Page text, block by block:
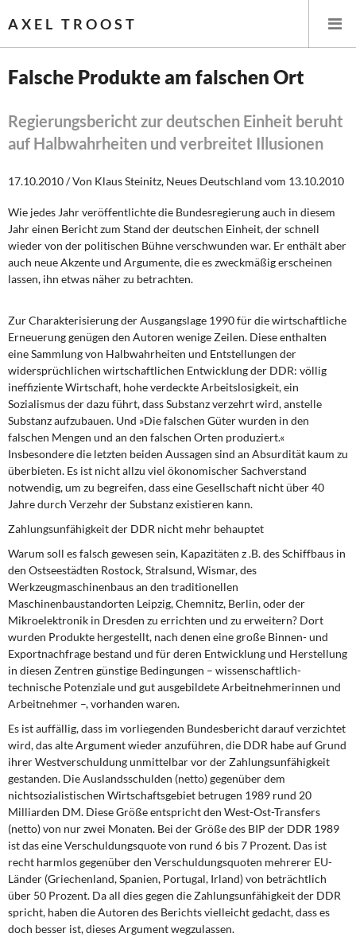
AXEL TROOST
Themen
Leitlinien linker Wirtschafts- und Finanzpolitik
Wirtschaftspolitik
Steuer- und Finanzpolitik
Eurokrise und Griechenland
DIE LINKE
Weitere Themen
Memo-Gruppe
Institut Solidarische Moderne
Über mich
Kontakt
Falsche Produkte am falschen Ort
Regierungsbericht zur deutschen Einheit beruht
auf Halbwahrheiten und verbreitet Illusionen
17.10.2010 / Von Klaus Steinitz, Neues Deutschland vom 13.10.2010
Wie jedes Jahr veröffentlichte die Bundesregierung auch in diesem
Jahr einen Bericht zum Stand der deutschen Einheit, der schnell
wieder von der politischen Bühne verschwunden war. Er enthält aber
auch neue Akzente und Argumente, die es zweckmäßig erscheinen
lassen, ihn etwas näher zu betrachten.
Zur Charakterisierung der Ausgangslage 1990 für die wirtschaftliche
Erneuerung genügen den Autoren wenige Zeilen. Diese enthalten
eine Sammlung von Halbwahrheiten und Entstellungen der
widersprüchlichen wirtschaftlichen Entwicklung der DDR: völlig
ineffiziente Wirtschaft, hohe verdeckte Arbeitslosigkeit, ein
Sozialismus der dazu führt, dass Substanz verzehrt wird, anstelle
Substanz aufzubauen. Und »Die falschen Güter wurden in den
falschen Mengen und an den falschen Orten produziert.«
Insbesondere die letzten beiden Aussagen sind an Absurdität kaum zu
überbieten. Es ist nicht allzu viel ökonomischer Sachverstand
notwendig, um zu begreifen, dass eine Gesellschaft nicht über 40
Jahre durch Verzehr der Substanz existieren kann.
Zahlungsunfähigkeit der DDR nicht mehr behauptet
Warum soll es falsch gewesen sein, Kapazitäten z .B. des Schiffbaus in
den Ostseestädten Rostock, Stralsund, Wismar, des
Werkzeugmaschinenbaus an den traditionellen
Maschinenbaustandorten Leipzig, Chemnitz, Berlin, oder der
Mikroelektronik in Dresden zu errichten und zu erweitern? Dort
wurden Produkte hergestellt, nach denen eine große Binnen- und
Exportnachfrage bestand und für deren Entwicklung und Herstellung
in diesen Zentren günstige Bedingungen – wissenschaftlich-
technische Potenziale und gut ausgebildete Arbeitnehmerinnen und
Arbeitnehmer –, vorhanden waren.
Es ist auffällig, dass im vorliegenden Bundesbericht darauf verzichtet
wird, das alte Argument wieder anzuführen, die DDR habe auf Grund
ihrer Westverschuldung unmittelbar vor der Zahlungsunfähigkeit
gestanden. Die Auslandsschulden (netto) gegenüber dem
nichtsozialistischen Wirtschaftsgebiet betrugen 1989 rund 20
Milliarden DM. Diese Größe entspricht den West-Ost-Transfers
(netto) von nur zwei Monaten. Bei der Größe des BIP der DDR 1989
ist das eine Verschuldungsquote von rund 6 bis 7 Prozent. Das ist
recht harmlos gegenüber den Verschuldungsquoten mehrerer EU-
Länder (Griechenland, Spanien, Portugal, Irland) von beträchtlich
über 50 Prozent. Da all dies gegen die Zahlungsunfähigkeit der DDR
spricht, haben die Autoren des Berichts vielleicht gedacht, dass es
doch besser ist, dieses Argument wegzulassen.